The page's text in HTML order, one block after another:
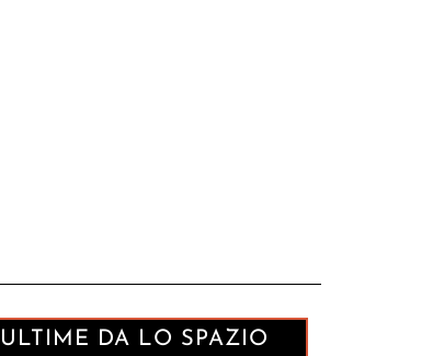
ULTIME DA LO SPAZIO